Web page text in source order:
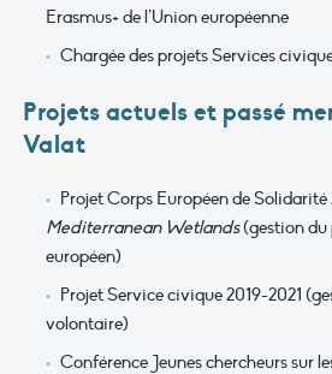
Erasmus+ de l’Union européenne
Chargée des projets Services
Projets actuels et passé
Valat
Projet Corps Européen de Solidarité
Mediterranean Wetlands(gestion du
européen)
Projet Service civique 2019-2021
volontaire)
Conférence Jeunes chercheurs sur